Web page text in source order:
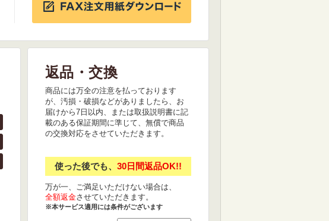
返品・交換
商品には万全の注意を払っております
が、汚損・破損などがありましたら、お
届けから7日以内、または取扱説明書に記
載のある保証期間に準じて、無償で商品
の交換対応をさせていただきます。
使った後でも、 30日間返品OK!!
万が一、ご満足いただけない場合は、
全額返金させていただきます。
※本サービス適用には条件がございます